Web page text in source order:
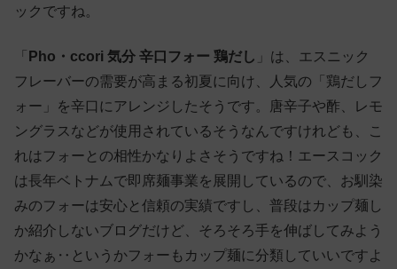
ックですね。
「 Pho・ccori 気分 辛口フォー 鶏だし 」は、エスニック
フレーバーの需要が高まる初夏に向け、人気の「鶏だしフ
ォー」を辛口にアレンジしたそうです。唐辛子や酢、レモ
ングラスなどが使用されているそうなんですけれども、こ
れはフォーとの相性かなりよさそうですね！エースコック
は長年ベトナムで即席麺事業を展開しているので、お馴染
みのフォーは安心と信頼の実績ですし、普段はカップ麺し
か紹介しないブログだけど、そろそろ手を伸ばしてみよう
かなぁ‥というかフォーもカップ麺に分類していいですよ